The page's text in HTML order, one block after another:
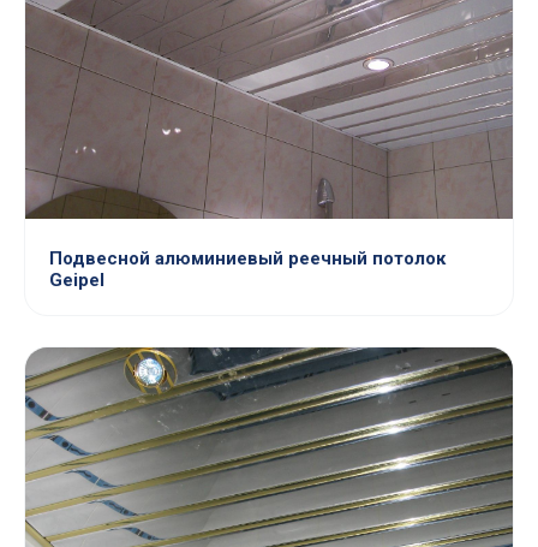
Подвесной алюминиевый реечный потолок
Geipel